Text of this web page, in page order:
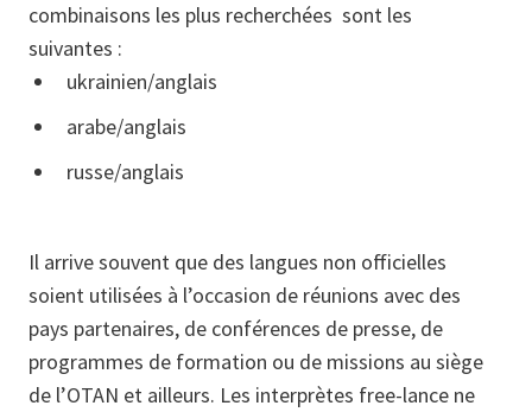
combinaisons les plus recherchées sont les
suivantes :
ukrainien/anglais
arabe/anglais
russe/anglais
Il arrive souvent que des langues non officielles
soient utilisées à l’occasion de réunions avec des
pays partenaires, de conférences de presse, de
programmes de formation ou de missions au siège
de l’OTAN et ailleurs. Les interprètes free-lance ne